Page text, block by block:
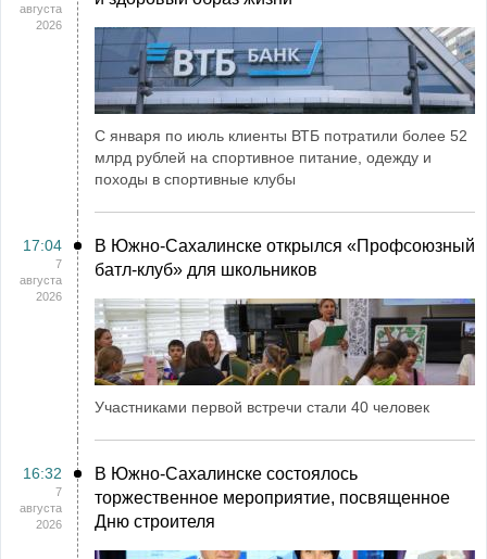
августа
2026
С января по июль клиенты ВТБ потратили более 52
млрд рублей на спортивное питание, одежду и
походы в спортивные клубы
17:04
7
августа
2026
В Южно-Сахалинске открылся «Профсоюзный
батл-клуб» для школьников
Участниками первой встречи стали 40 человек
16:32
7
августа
2026
В Южно-Сахалинске состоялось
торжественное мероприятие, посвященное
Дню строителя